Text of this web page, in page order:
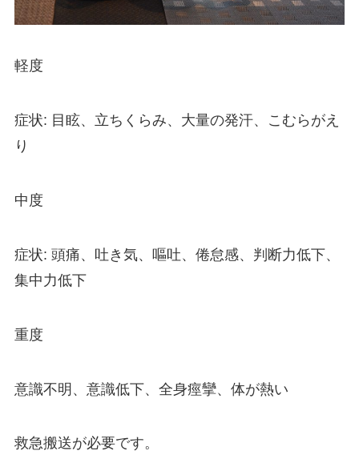
軽度
症状: 目眩、立ちくらみ、大量の発汗、こむらがえ
り
中度
症状: 頭痛、吐き気、嘔吐、倦怠感、判断力低下、
集中力低下
重度
意識不明、意識低下、全身痙攣、体が熱い
救急搬送が必要です。